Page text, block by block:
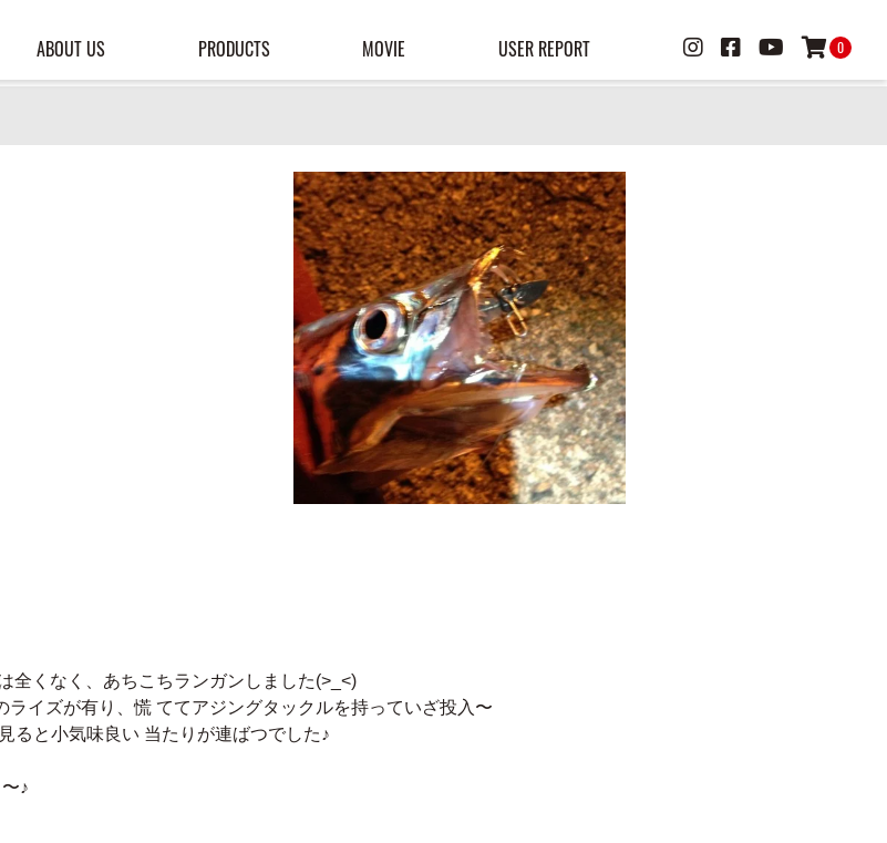
ABOUT US PRODUCTS MOVIE USER REPORT 0
全くなく、あちこちランガンしました(>_<)
イズが有り、慌 ててアジングタックルを持っていざ投入〜
ると小気味良い 当たりが連ばつでした♪
♪